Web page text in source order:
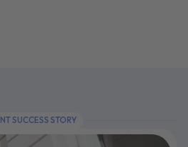
SUCCESS STORY